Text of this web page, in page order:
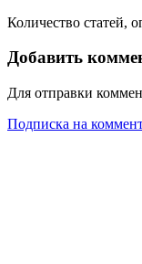
Количество статей,
Добавить
Для отправки
Подписка на